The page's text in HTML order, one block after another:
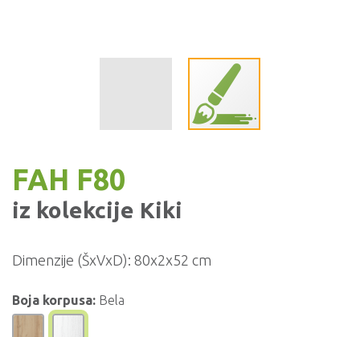
FAH F80
iz kolekcije Kiki
Dimenzije (ŠxVxD): 80x2x52 cm
Boja korpusa: Bela